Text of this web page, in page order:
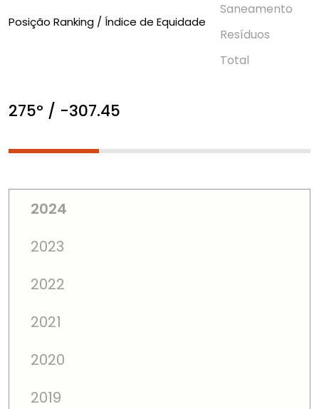
Posição Ranking / Índice de Equidade
Saneamento
Resí­duos
Total
275º / -307.45
2024
2023
2022
2021
2020
2019